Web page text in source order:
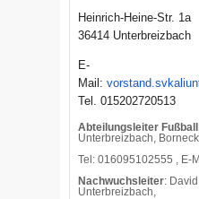
Heinrich-Heine-Str. 1a
36414 Unterbreizbach
E-
Mail:
Tel. 015202720513
Abteilungsleiter Fußball
Unterbreizbach,
Tel: 016095102555 , E-
Nachwuchsleiter:
Unterbreizbach,